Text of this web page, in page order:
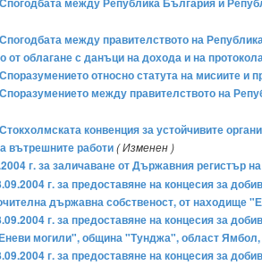
между Република България и
между правителството на
от облагане с данъци на дохода и на
относно статута на мисиите
между правителството на
конвенция за устойчивите
вътрешните работи( Изменен )
г. за заличаване от Държавния регистър
г. за предоставяне на концесия за
държавна собственост, от находище
г. за предоставяне на концесия за
могили", община "Тунджа", област
г. за предоставяне на концесия за